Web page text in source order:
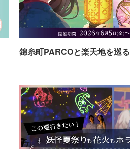
錦糸町PARCOと楽天地を巡